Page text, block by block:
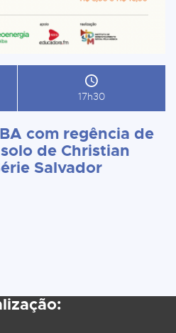
17h30
com regência de
de Christian
Salvador